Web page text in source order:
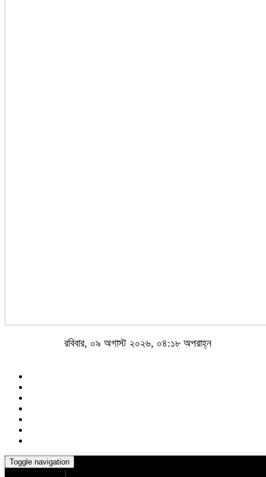
রবিবার, ০৯ অগাস্ট ২০২৬, ০৪:১৮ অপরাহ্ন
Toggle navigation